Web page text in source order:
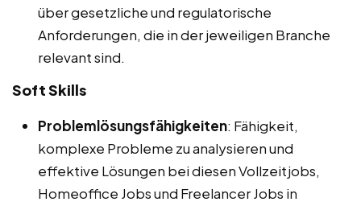
über gesetzliche und regulatorische
Anforderungen, die in der jeweiligen Branche
relevant sind.
Soft Skills
Problemlösungsfähigkeiten: Fähigkeit,
komplexe Probleme zu analysieren und
effektive Lösungen bei diesen Vollzeitjobs,
Homeoffice Jobs und Freelancer Jobs in